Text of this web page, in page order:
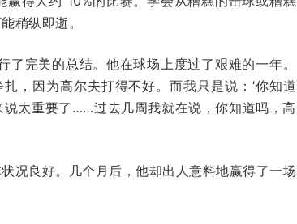
稍纵即逝。
完美的总结。他在球场上度过了艰难的一年。
，因为高尔夫打得不好。而我只是说：‘你知道
太重要了……过去几周我就在说，你知道吗，高
况良好。几个月后，他却出人意料地赢得了一场